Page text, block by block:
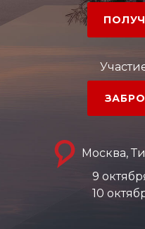
Москва,
9
10